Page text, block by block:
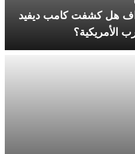
هل كشفت كامب ديفيد
الأمريكية؟